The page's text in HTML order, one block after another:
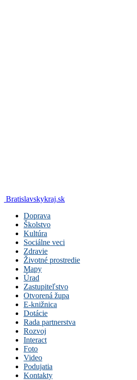
Bratislavskykraj.sk
Doprava
Školstvo
Kultúra
Sociálne veci
Zdravie
Životné prostredie
Mapy
Úrad
Zastupiteľstvo
Otvorená župa
E-knižnica
Dotácie
Rada partnerstva
Rozvoj
Interact
Foto
Video
Podujatia
Kontakty